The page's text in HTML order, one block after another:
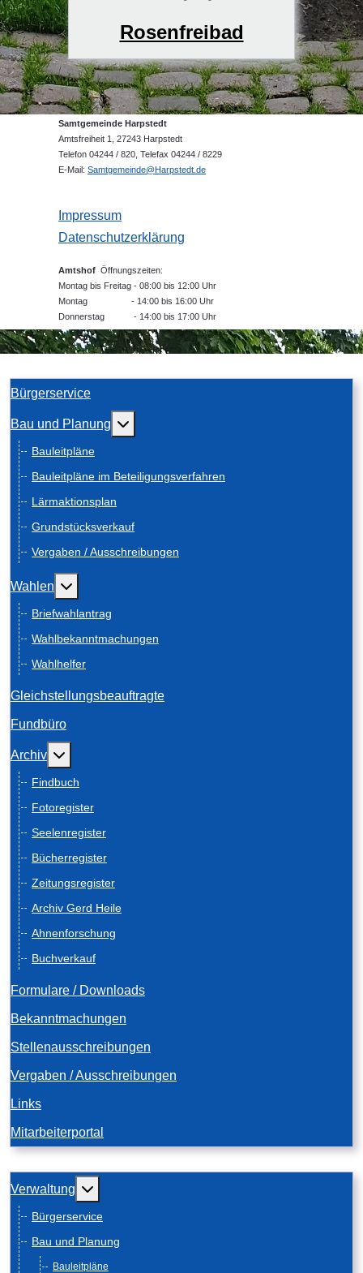
Rosenfreibad
Samtgemeinde Harpstedt
Amtsfreiheit 1, 27243 Harpstedt
Telefon 04244 / 820, Telefax 04244 / 8229
E-Mail: Samtgemeinde@Harpstedt.de
Impressum
Datenschutzerklärung
Amtshof Öffnungszeiten:
Montag bis Freitag - 08:00 bis 12:00 Uhr
Montag - 14:00 bis 16:00 Uhr
Donnerstag - 14:00 bis 17:00 Uhr
Bürgerservice
Bau und Planung Weitere Informationen: Bau und Planung
Bauleitpläne
Bauleitpläne im Beteiligungsverfahren
Lärmaktionsplan
Grundstücksverkauf
Vergaben / Ausschreibungen
Wahlen Weitere Informationen: Wahlen
Briefwahlantrag
Wahlbekanntmachungen
Wahlhelfer
Gleichstellungsbeauftragte
Fundbüro
Archiv Weitere Informationen: Archiv
Findbuch
Fotoregister
Seelenregister
Bücherregister
Zeitungsregister
Archiv Gerd Heile
Ahnenforschung
Buchverkauf
Formulare / Downloads
Bekanntmachungen
Stellenausschreibungen
Vergaben / Ausschreibungen
Links
Mitarbeiterportal
Verwaltung Weitere Informationen: Verwaltung
Bürgerservice
Bau und Planung
Bauleitpläne